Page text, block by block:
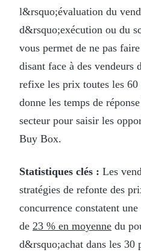
l&rsquo;évaluation du
d&rsquo;exécution ou du
vous permet de ne pas
disant face à des vendeurs
refixe les prix toutes les 60
donne les temps de
secteur pour saisir les
Buy Box.
Statistiques clés : Les
stratégies de refonte des
concurrence constatent
de 23 % en moyenne du
d&rsquo;achat dans les 30